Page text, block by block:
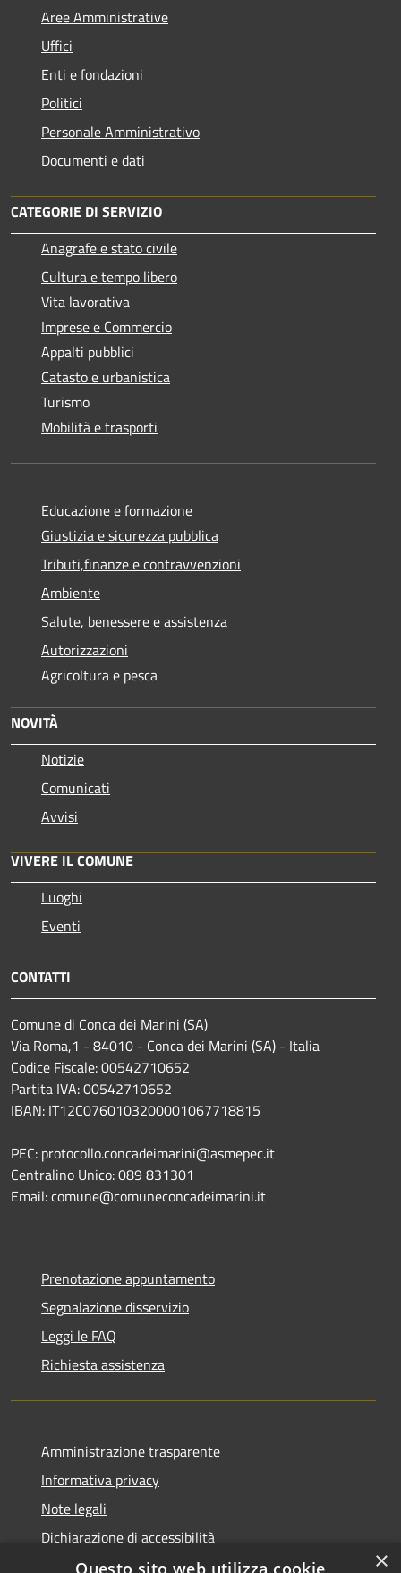
Aree Amministrative
Uffici
Enti e fondazioni
Politici
Personale Amministrativo
Documenti e dati
CATEGORIE DI SERVIZIO
Anagrafe e stato civile
Cultura e tempo libero
Vita lavorativa
Imprese e Commercio
Appalti pubblici
Catasto e urbanistica
Turismo
Mobilità e trasporti
Educazione e formazione
Giustizia e sicurezza pubblica
Tributi,finanze e contravvenzioni
Ambiente
Salute, benessere e assistenza
Autorizzazioni
Agricoltura e pesca
NOVITÀ
Notizie
Comunicati
Avvisi
VIVERE IL COMUNE
Luoghi
Eventi
CONTATTI
Comune di Conca dei Marini (SA)
Via Roma,1 - 84010 - Conca dei Marini (SA) - Italia
Codice Fiscale: 00542710652
Partita IVA: 00542710652
IBAN: IT12C0760103200001067718815
PEC: protocollo.concadeimarini@asmepec.it
Centralino Unico: 089 831301
Email: comune@comuneconcadeimarini.it
Prenotazione appuntamento
Segnalazione disservizio
Leggi le FAQ
Richiesta assistenza
Amministrazione trasparente
Informativa privacy
Note legali
Dichiarazione di accessibilità
×
Questo sito web utilizza cookie